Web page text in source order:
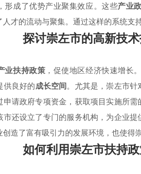
形成了优势产业聚集效应。这些产业
人才的流动与聚集。通过这样的系统
探讨崇左市的高新技
业扶持政策 ，促使地区经济快速增长
供良好的成长空间。尤其是，崇左市
申请政府专项资金，获取项目实施所
市还设立了专门的服务机构，为企业
造了富有吸引力的发展环境，也使得
如何利用崇左市扶持